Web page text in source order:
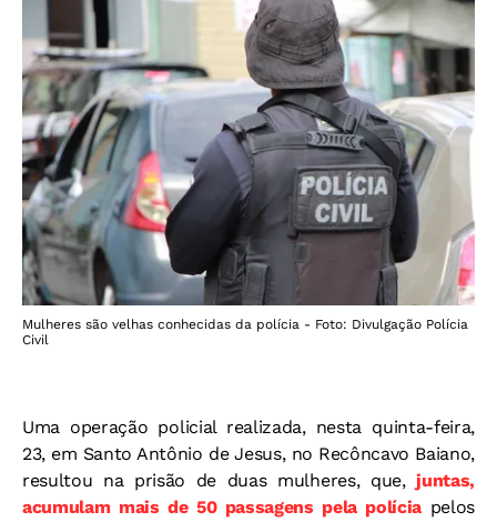
Mulheres são velhas conhecidas da polícia - Foto: Divulgação Polícia
Civil
Uma operação policial realizada, nesta quinta-feira,
23, em Santo Antônio de Jesus, no Recôncavo Baiano,
resultou na prisão de duas mulheres, que,juntas,
acumulam mais de 50 passagens pela polícia pelos